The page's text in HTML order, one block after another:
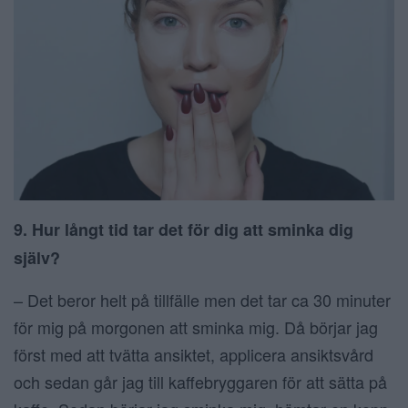
9. Hur långt tid tar det för dig att sminka dig
själv?
– Det beror helt på tillfälle men det tar ca 30 minuter
för mig på morgonen att sminka mig. Då börjar jag
först med att tvätta ansiktet, applicera ansiktsvård
och sedan går jag till kaffebryggaren för att sätta på